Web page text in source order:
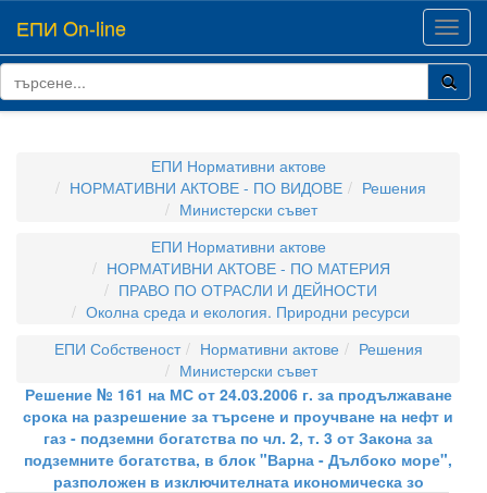
ЕПИ On-line
ЕПИ Нормативни актове
НОРМАТИВНИ АКТОВЕ - ПО ВИДОВЕ
Решения
Министерски съвет
ЕПИ Нормативни актове
НОРМАТИВНИ АКТОВЕ - ПО МАТЕРИЯ
ПРАВО ПО ОТРАСЛИ И ДЕЙНОСТИ
Околна среда и екология. Природни ресурси
ЕПИ Собственост
Нормативни актове
Решения
Министерски съвет
Решение № 161 на МС от 24.03.2006 г. за продължаване
срока на разрешение за търсене и проучване на нефт и
газ - подземни богатства по чл. 2, т. 3 от Закона за
подземните богатства, в блок "Варна - Дълбоко море",
разположен в изключителната икономическа зо